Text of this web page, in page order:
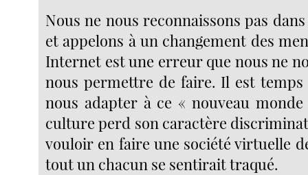
Nous ne nous reconnaissons pas
et appelons à un changement des
Internet est une erreur que nous ne
nous permettre de faire. Il est temps
nous adapter à ce « nouveau monde
culture perd son caractère
vouloir en faire une société virtuelle
tout un chacun se sentirait traqué.